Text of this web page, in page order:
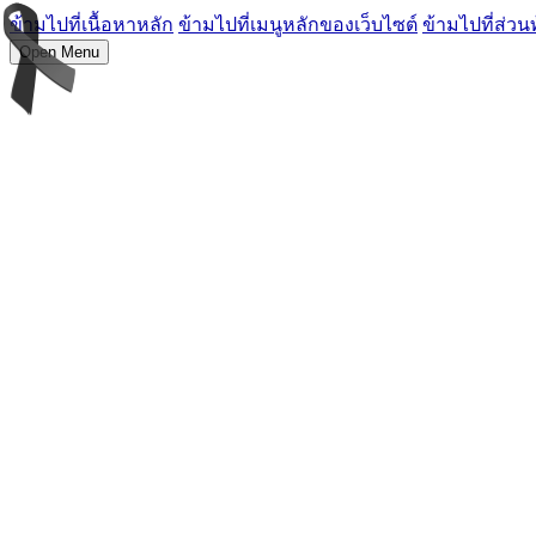
ข้ามไปที่เนื้อหาหลัก ข้ามไปที่เมนูหลักของเว็บไซต์ ข้ามไปที่ส่วน
Open Menu